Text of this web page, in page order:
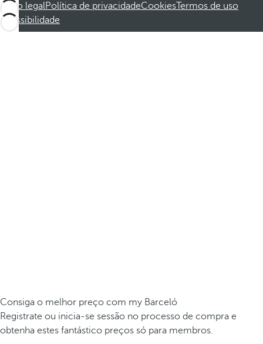
Aviso legalPolítica de privacidadeCookiesTermos de uso
Acessibilidade
Consiga o melhor preço com my Barceló
Registrate ou inicia-se sessão no processo de compra e
obtenha estes fantástico preços só para membros.